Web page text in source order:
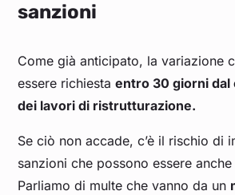
sanzioni
Come già anticipato, la variazione
essere richiestaentro 30 giorni
dei lavori di ristrutturazione.
Se ciò non accade, c’è il rischio di
sanzioni che possono essere
Parliamo di multe che vanno da un